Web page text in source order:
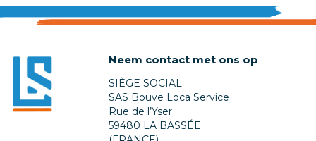
Neem contact met ons op
SIÈGE SOCIAL
SAS Bouve Loca Service
Rue de l’Yser
59480 LA BASSÉE